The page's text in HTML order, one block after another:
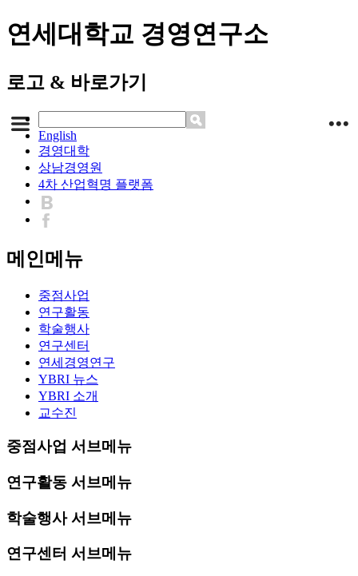
연세대학교 경영연구소
로고 & 바로가기
English
경영대학
상남경영원
4차 산업혁명 플랫폼
메인메뉴
중점사업
연구활동
학술행사
연구센터
연세경영연구
YBRI 뉴스
YBRI 소개
교수진
중점사업 서브메뉴
연구활동 서브메뉴
학술행사 서브메뉴
연구센터 서브메뉴